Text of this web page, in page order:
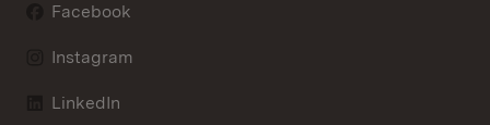
Facebook
Instagram
LinkedIn